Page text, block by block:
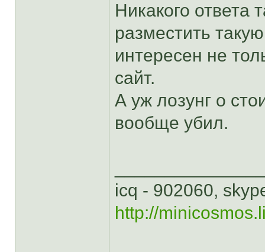
Никакого ответа
разместить
интересен не
сайт.
А уж лозунг о
вообще убил.
icq - 902060,
http://